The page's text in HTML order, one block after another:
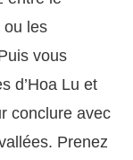
ou les
vous
d’Hoa Lu et
conclure avec
Prenez